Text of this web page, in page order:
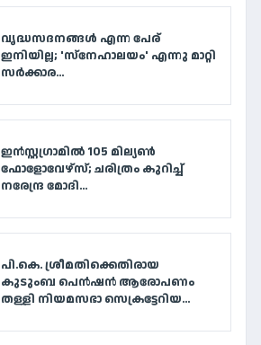
വൃദ്ധസദനങ്ങള്‍ എന്ന പേര്
ഇനിയില്ല; 'സ്‌നേഹാലയം' എന്നു മാറ്റി
സര്‍ക്കാര...
ഇൻസ്റ്റഗ്രാമിൽ 105 മില്യൺ
ഫോളോവേഴ്‌സ്; ചരിത്രം കുറിച്ച്
നരേന്ദ്ര മോദി...
പി.കെ. ശ്രീമതിക്കെതിരായ
കുടുംബ പെൻഷൻ ആരോപണം
തള്ളി നിയമസഭാ സെക്രട്ടേറിയ...